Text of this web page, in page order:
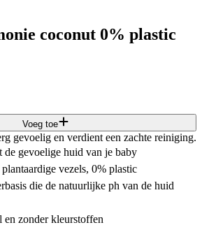
coconut 0% plastic
Voeg toe
gevoelig en verdient een zachte reiniging.
de gevoelige huid van je baby
vezels, 0% plastic
die de natuurlijke ph van de huid
en zonder kleurstoffen